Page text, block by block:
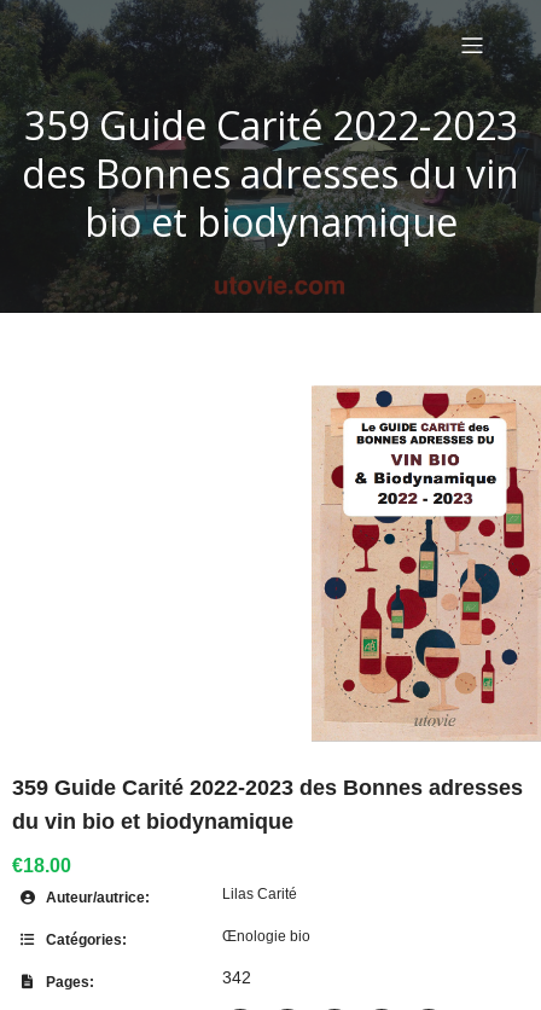
359 Guide Carité 2022-2023
des Bonnes adresses du vin
bio et biodynamique
359 Guide Carité 2022-2023 des Bonnes adresses
du vin bio et biodynamique
€18.00
Auteur/autrice: Lilas Carité
Catégories: Œnologie bio
Pages: 342